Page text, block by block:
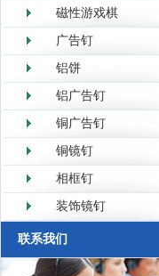
磁性游戏棋
广告钉
铝饼
铝广告钉
铜广告钉
铜镜钉
相框钉
装饰镜钉
联系我们